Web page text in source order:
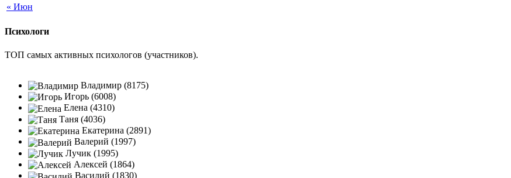
« Июн
Психологи
ТОП самых активных психологов (участников).
Владимир (8175)
Игорь (6008)
Елена (4310)
Таня (4036)
Екатерина (2891)
Валерий (1997)
Лучик (1995)
Алексей (1864)
Василий (1830)